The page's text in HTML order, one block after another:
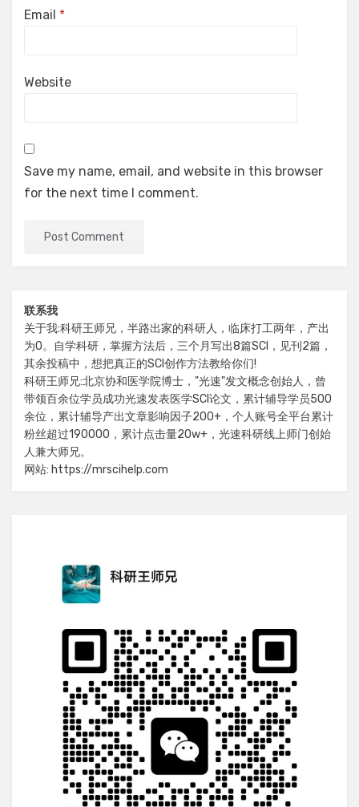
Email *
Website
Save my name, email, and website in this browser
for the next time I comment.
联系我
关于我:科研王师兄，半路出家的科研人，临床打工两年，产出
为0。自学科研，掌握方法后，三个月写出8篇SCI，见刊2篇，
其余投稿中，想把真正的SCI创作方法教给你们!
科研王师兄:北京协和医学院博士，"光速"发文概念创始人，曾
带领百余位学员成功光速发表医学SCI论文，累计辅导学员500
余位，累计辅导产出文章影响因子200+，个人账号全平台累计
粉丝超过190000，累计点击量20w+，光速科研线上师门创始
人兼大师兄。
网站: https://mrscihelp.com